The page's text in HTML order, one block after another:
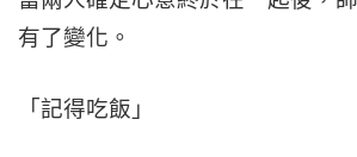
有了變化。
「記得吃飯」